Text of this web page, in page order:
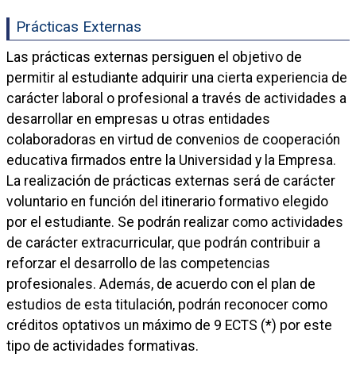
Prácticas Externas
Las prácticas externas persiguen el objetivo de
permitir al estudiante adquirir una cierta experiencia de
carácter laboral o profesional a través de actividades a
desarrollar en empresas u otras entidades
colaboradoras en virtud de convenios de cooperación
educativa firmados entre la Universidad y la Empresa.
La realización de prácticas externas será de carácter
voluntario en función del itinerario formativo elegido
por el estudiante. Se podrán realizar como actividades
de carácter extracurricular, que podrán contribuir a
reforzar el desarrollo de las competencias
profesionales. Además, de acuerdo con el plan de
estudios de esta titulación, podrán reconocer como
créditos optativos un máximo de 9 ECTS (*) por este
tipo de actividades formativas.